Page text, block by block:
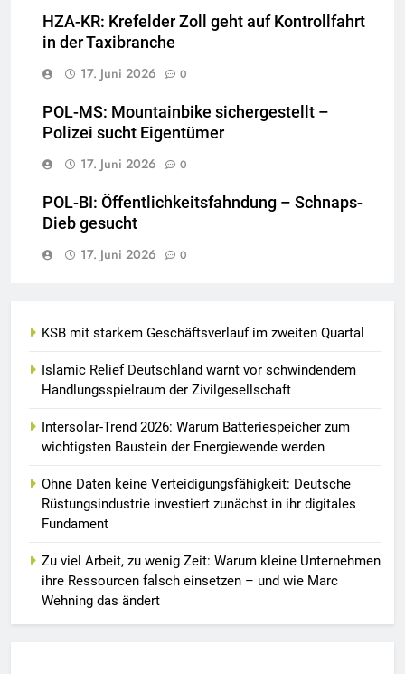
HZA-KR: Krefelder Zoll geht auf Kontrollfahrt
in der Taxibranche
17. Juni 2026
0
POL-MS: Mountainbike sichergestellt –
Polizei sucht Eigentümer
17. Juni 2026
0
POL-BI: Öffentlichkeitsfahndung – Schnaps-
Dieb gesucht
17. Juni 2026
0
KSB mit starkem Geschäftsverlauf im zweiten Quartal
Islamic Relief Deutschland warnt vor schwindendem
Handlungsspielraum der Zivilgesellschaft
Intersolar-Trend 2026: Warum Batteriespeicher zum
wichtigsten Baustein der Energiewende werden
Ohne Daten keine Verteidigungsfähigkeit: Deutsche
Rüstungsindustrie investiert zunächst in ihr digitales
Fundament
Zu viel Arbeit, zu wenig Zeit: Warum kleine Unternehmen
ihre Ressourcen falsch einsetzen – und wie Marc
Wehning das ändert